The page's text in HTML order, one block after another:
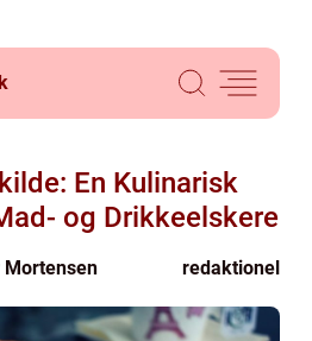
En Kulinarisk
og Drikkeelskere
Mortensen redaktionel